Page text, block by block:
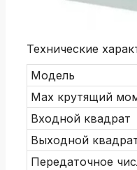
Технические
Модель
Мах крутящий
Входной квадрат
Выходной
Передаточное